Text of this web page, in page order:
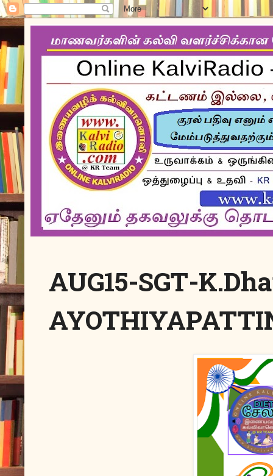
AUG15-SGT-